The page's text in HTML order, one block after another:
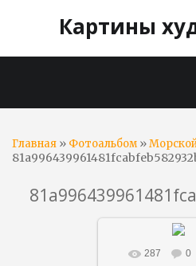
Картины
Главная » Фотоальбом»
В
287 0